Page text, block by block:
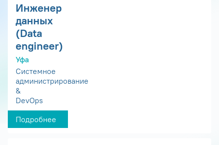
Инженер
данных
(Data
engineer)
Уфа
Системное
администрирование
&
DevOps
Подробнее